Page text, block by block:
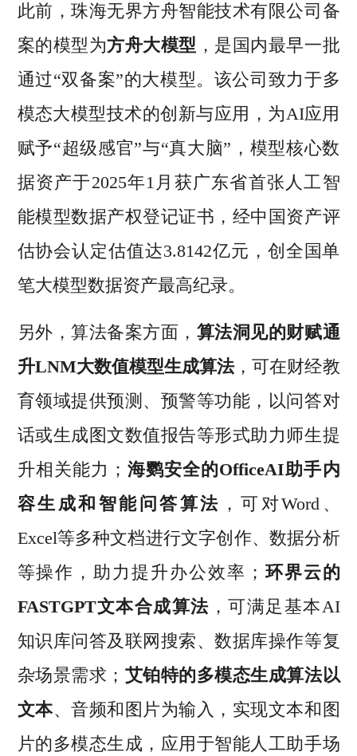
此前，珠海无界方舟智能技术有限公司备
案的模型为方舟大模型 ，是国内最早一批
通过“双备案”的大模型。该公司致力于多
模态大模型技术的创新与应用，为AI应用
赋予“超级感官”与“真大脑”，模型核心数
据资产于2025年1月获广东省首张人工智
能模型数据产权登记证书，经中国资产评
估协会认定估值达3.8142亿元，创全国单
笔大模型数据资产最高纪录。
另外，算法备案方面， 算法洞见的财赋通
升LNM大数值模型生成算法，可在财经教
育领域提供预测、预警等功能，以问答对
话或生成图文数值报告等形式助力师生提
升相关能力； 海鹦安全的OfficeAI助手内
容生成和智能问答算法 ，可对Word、
Excel等多种文档进行文字创作、数据分析
等操作，助力提升办公效率； 环界云的
FASTGPT文本合成算法 ，可满足基本AI
知识库问答及联网搜索、数据库操作等复
杂场景需求； 艾铂特的多模态生成算法以
文本、音频和图片为输入，实现文本和图
片的多模态生成，应用于智能人工助手场